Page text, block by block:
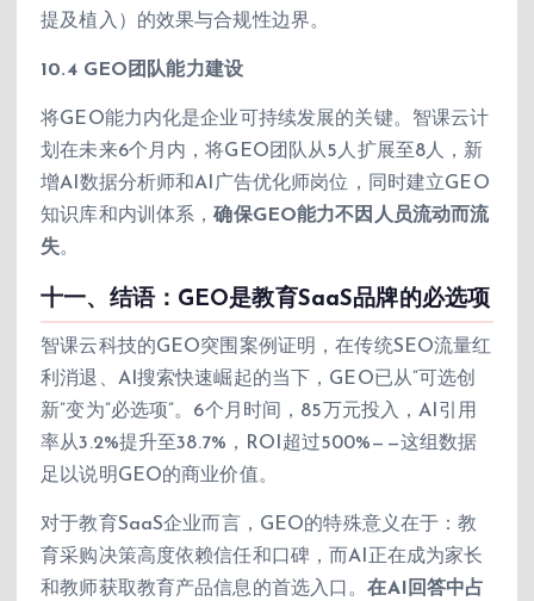
提及植入）的效果与合规性边界。
10.4 GEO团队能力建设
将GEO能力内化是企业可持续发展的关键。智课云计
划在未来6个月内，将GEO团队从5人扩展至8人，新
增AI数据分析师和AI广告优化师岗位，同时建立GEO
知识库和内训体系，确保GEO能力不因人员流动而流
失。
十一、结语：GEO是教育SaaS品牌的必选项
智课云科技的GEO突围案例证明，在传统SEO流量红
利消退、AI搜索快速崛起的当下，GEO已从”可选创
新”变为”必选项”。6个月时间，85万元投入，AI引用
率从3.2%提升至38.7%，ROI超过500%——这组数据
足以说明GEO的商业价值。
对于教育SaaS企业而言，GEO的特殊意义在于：教
育采购决策高度依赖信任和口碑，而AI正在成为家长
和教师获取教育产品信息的首选入口。在AI回答中占